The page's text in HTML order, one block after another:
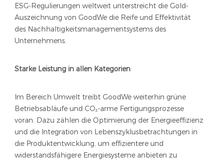
ESG-Regulierungen weltweit unterstreicht die Gold-
Auszeichnung von GoodWe die Reife und Effektivität
des Nachhaltigkeitsmanagementsystems des
Unternehmens.
Starke Leistung in allen Kategorien
Im Bereich Umwelt treibt GoodWe weiterhin grüne
Betriebsabläufe und CO₂-arme Fertigungsprozesse
voran. Dazu zählen die Optimierung der Energieeffizienz
und die Integration von Lebenszyklusbetrachtungen in
die Produktentwicklung, um effizientere und
widerstandsfähigere Energiesysteme anbieten zu